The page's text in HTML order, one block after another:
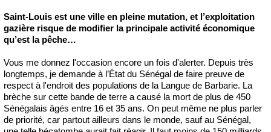
Saint-Louis est une ville en pleine mutation, et l’exploitation
gazière risque de modifier la principale activité économique
qu’est la pêche…
Vous me donnez l'occasion encore un fois d'alerter. Depuis très
longtemps, je demande à l’État du Sénégal de faire preuve de
respect à l'endroit des populations de la Langue de Barbarie. La
brèche sur cette bande de terre a causé la mort de plus de 450
Sénégalais âgés entre 16 et 35 ans. On peut même ne plus parler
de priorité, car partout ailleurs dans le monde, sauf au Sénégal,